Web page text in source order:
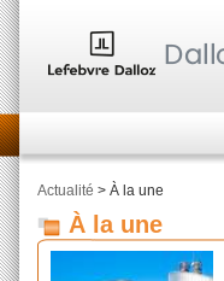
Actualité > À la une
À la une